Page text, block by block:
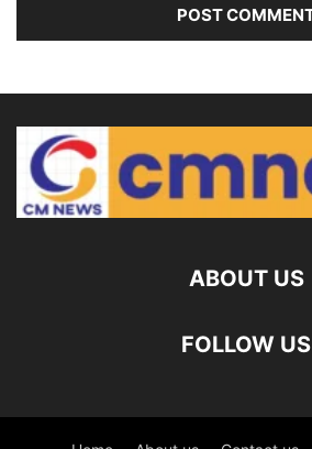
ABOUT US
FOLLOW US